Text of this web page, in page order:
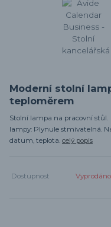
Moderní stolní
teploměrem
Stolní lampa na pracovní
lampy: Plynule stmívatelná.
datum, teplota. celý popis
Dostupnost